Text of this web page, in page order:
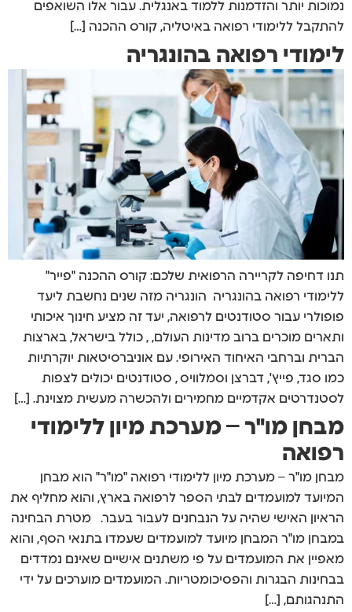
נמוכות יותר והזדמנות ללמוד באנגלית. עבור אלו השואפים
להתקבל ללימודי רפואה באיטליה, קורס ההכנה […]
לימודי רפואה בהונגריה
תנו דחיפה לקריירה הרפואית שלכם: קורס ההכנה "פייר"
ללימודי רפואה בהונגריה הונגריה מזה שנים נחשבת ליעד
פופולרי עבור סטודנטים לרפואה, יעד זה מציע חינוך איכותי
ותארים מוכרים ברוב מדינות העולם, , כולל בישראל, בארצות
הברית וברחבי האיחוד האירופי. עם אוניברסיטאות יוקרתיות
כמו סגד, פייץ', דברצן וסמלוויס , סטודנטים יכולים לצפות
לסטנדרטים אקדמיים מחמירים ולהכשרה מעשית מצוינת. […]
מבחן מו"ר – מערכת מיון ללימודי
רפואה
מבחן מו"ר – מערכת מיון ללימודי רפואה "מו"ר" הוא מבחן
המיועד למועמדים לבתי הספר לרפואה בארץ, והוא מחליף את
הראיון האישי שהיה על הנבחנים לעבור בעבר. מטרת הבחינה
במבחן מו"ר המבחן מיועד למועמדים שעמדו בתנאי הסף, והוא
מאפיין את המועמדים על פי משתנים אישיים שאינם נמדדים
בבחינות הבגרות והפסיכומטריות. המועמדים מוערכים על ידי
התנהגותם, […]